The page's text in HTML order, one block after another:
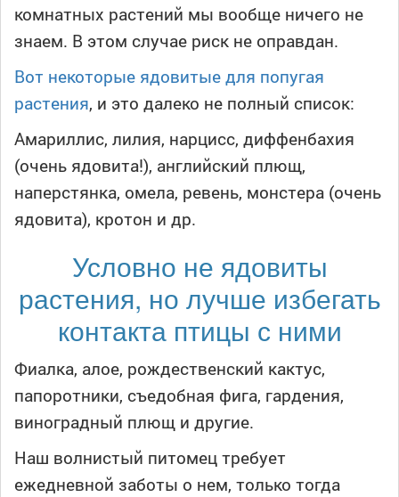
комнатных растений мы вообще ничего не
знаем. В этом случае риск не оправдан.
Вот некоторые ядовитые для попугая
растения, и это далеко не полный список:
Амариллис, лилия, нарцисс, диффенбахия
(очень ядовита!), английский плющ,
наперстянка, омела, ревень, монстера (очень
ядовита), кротон и др.
Условно не ядовиты
растения, но лучше избегать
контакта птицы с ними
Фиалка, алое, рождественский кактус,
папоротники, съедобная фига, гардения,
виноградный плющ и другие.
Наш волнистый питомец требует
ежедневной заботы о нем, только тогда